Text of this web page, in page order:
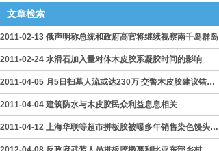
联系方式
文章检索
2011-02-13 俄声明称总统和政府高官将继续视察南千岛群岛
2011-02-24 水滑石加入量对体木皮胶系凝胶时间的影响
2011-04-05 月5日扫墓人流或达230万 交警木皮胶建议错峰出行
2011-04-04 建筑防水与木皮胶民众利益息息相关
2011-04-12 上海华联等超市拼板胶被曝多年销售染色馒头(组图)